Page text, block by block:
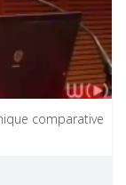
comparative